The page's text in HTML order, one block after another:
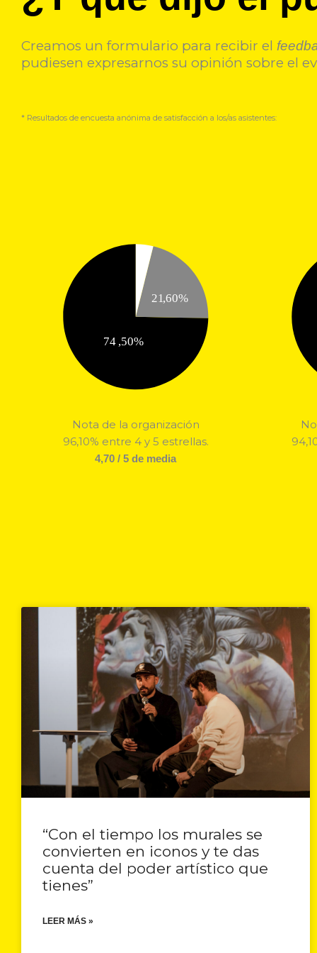
Creamos un formulario para recibir el
pudiesen expresarnos su opinión sobre el
* Resultados de encuesta anónima de satisfacción a los/as asistentes:
Nota de la organización
96,10% entre 4 y 5 estrellas.
4,70 / 5 de media
“Con el tiempo los murales se
convierten en iconos y te das
cuenta del poder artístico que
tienes”
LEER MÁS »